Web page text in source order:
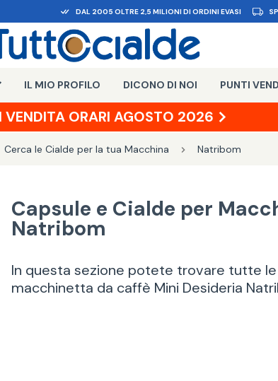
DAL 2005 OLTRE 2,5 MILIONI DI ORDINI EVASI
IL MIO PROFILO DICONO DI NOI PUNTI
VENDITA ORARI AGOSTO 2026
Cerca le Cialde per la tua Macchina Natribom
Capsule e Cialde per
Natribom
In questa sezione potete trovare tutte
macchinetta da caffè Mini Desideria